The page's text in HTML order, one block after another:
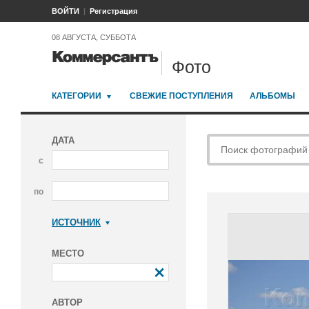
ВОЙТИ Регистрация
08 АВГУСТА, СУББОТА
Фото
КАТЕГОРИИ СВЕЖИЕ ПОСТУПЛЕНИЯ АЛЬБОМЫ
ДАТА
с
по
ИСТОЧНИК
МЕСТО
АВТОР